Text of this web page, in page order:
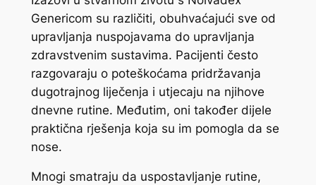
Genericom su različiti, obuhvaćajući sve od
upravljanja nuspojavama do upravljanja
zdravstvenim sustavima. Pacijenti često
razgovaraju o poteškoćama pridržavanja
dugotrajnog liječenja i utjecaju na njihove
dnevne rutine. Međutim, oni također dijele
praktična rješenja koja su im pomogla da se
nose.
Mnogi smatraju da uspostavljanje rutine,